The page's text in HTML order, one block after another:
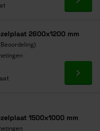
Ga
2600x1200 mm
Ga
1500x1000 mm